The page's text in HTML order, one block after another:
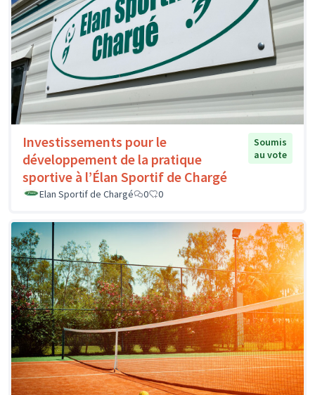
Investissements pour le
développement de la pratique
sportive à l’Élan Sportif de Chargé
Soumis
au vote
Elan Sportif de Chargé 0 0